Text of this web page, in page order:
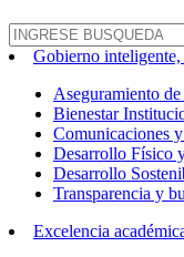
Gobierno
Aseguramiento
Bienestar
Comunicaciones
Desarrollo Físico
Desarrollo
Transparencia y
Excelencia